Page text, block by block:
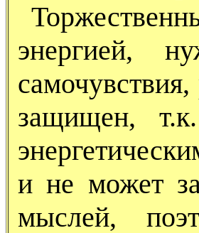
энергией,
защищен,
и не может
мыслей,